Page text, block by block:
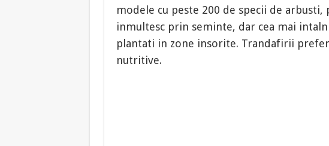
modele cu peste 200 de specii de
inmultesc prin seminte, dar cea mai
plantati in zone insorite. Trandafirii
nutritive.